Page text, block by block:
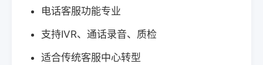
电话客服功能专业
支持IVR、通话录音、质检
适合传统客服中心转型